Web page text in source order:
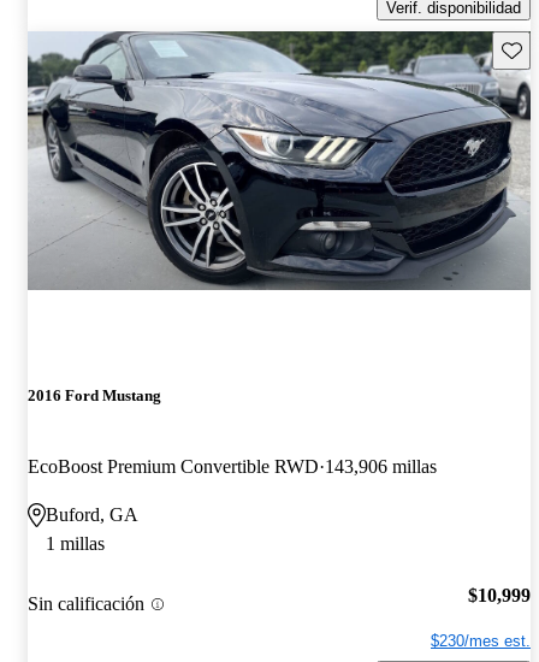
Verif. disponibilidad
2016 Ford Mustang
EcoBoost Premium Convertible RWD 143,906 millas
Buford, GA
1 millas
Sin calificación $10,999
$230/mes est.